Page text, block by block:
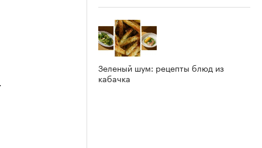
Зеленый шум: рецепты блюд из
кабачка